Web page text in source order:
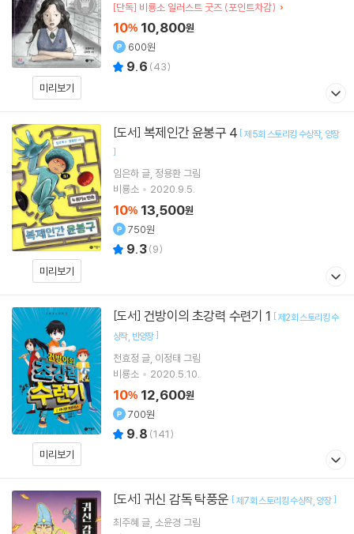
미리보기
[단독] 비룡소 일러스트 굿즈 (포인트차감)
10% 10,800원
600원
9.6 (43)
미리보기
[도서] 복제인간 윤봉구 4 [제5회 스토리킹 수상작 양장
]
임은하글 정용환그림
비룡소
2020.9.5.
10% 13,500원
750원
9.3(9)
미리보기
[도서] 건방이의 초강력 수련기 1 [제2회 스토리킹 수
상작 반양장]
천효정 글 이정태 그림
비룡소
2020.5.10.
10% 12,600원
700원
9.8 (141)
[도서] 귀신 감독 탁풍운 [제7회 스토리킹 수상작 양장]
최주혜 글 소윤경 그림